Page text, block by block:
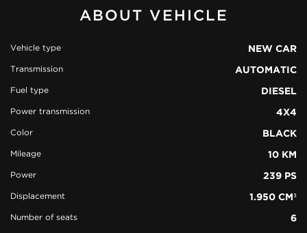
view all
42
ABOUT VEHICLE
Vehicle type NEW CAR
Transmission AUTOMATIC
Fuel type DIESEL
Power transmission 4X4
Color BLACK
Mileage 10 KM
Power 239 PS
Displacement 1.950 CM³
Number of seats 6